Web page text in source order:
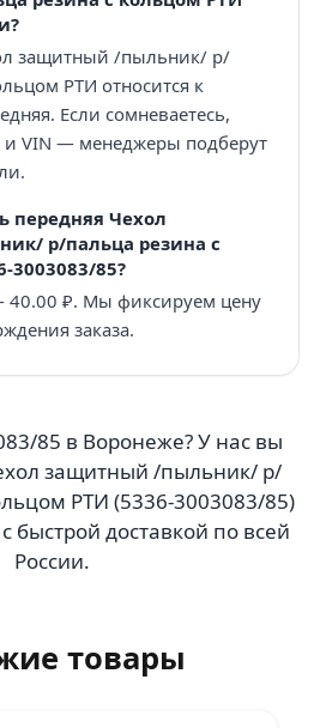
защитный /пыльник/ р/
РТИ относится к
Если сомневаетесь,
и VIN — менеджеры подберут
передняя Чехол
р/пальца резина с
3003083/85?
40.00 ₽. Мы фиксируем цену
заказа.
85 в Воронеже? У нас вы
защитный /пыльник/ р/
РТИ (5336-3003083/85)
быстрой доставкой по всей
России.
товары